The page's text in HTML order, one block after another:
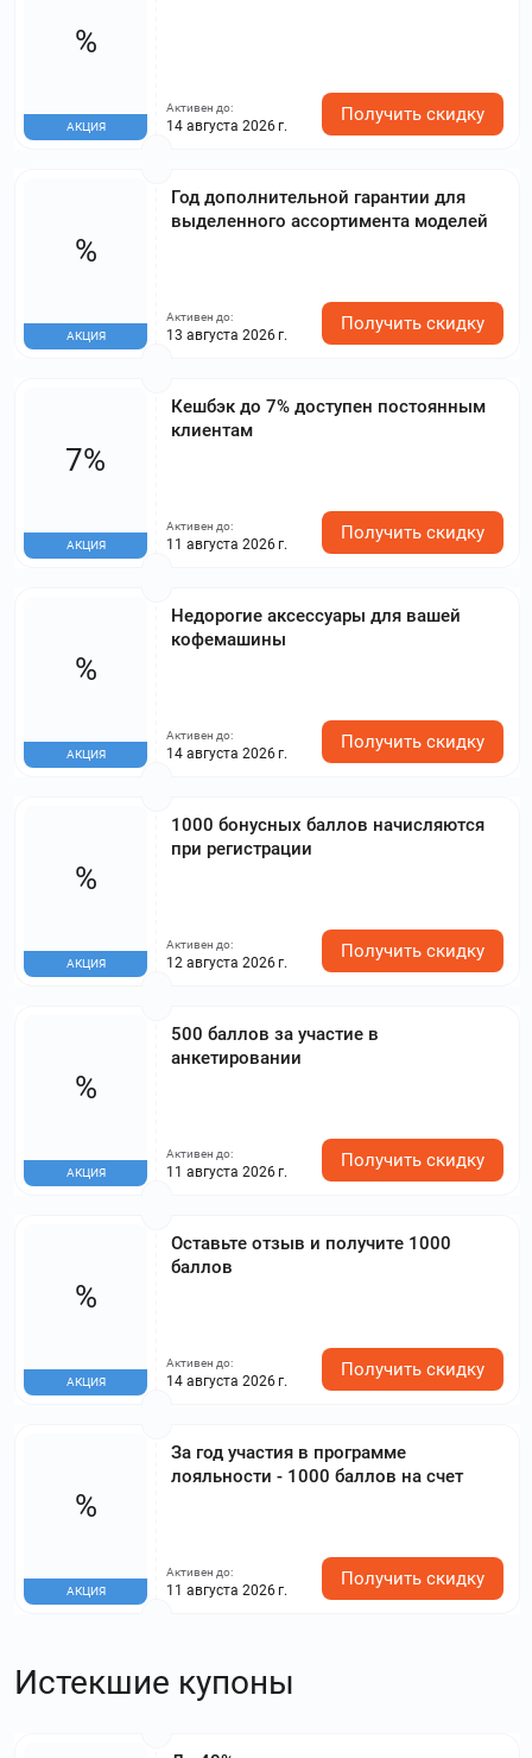
%
АКЦИЯ
Активен до:
14 августа 2026 г.
Получить скидку
Год дополнительной гарантии для
выделенного ассортимента моделей
%
АКЦИЯ
Активен до:
13 августа 2026 г.
Получить скидку
Кешбэк до 7% доступен постоянным
клиентам
7%
АКЦИЯ
Активен до:
11 августа 2026 г.
Получить скидку
Недорогие аксессуары для вашей
кофемашины
%
АКЦИЯ
Активен до:
14 августа 2026 г.
Получить скидку
1000 бонусных баллов начисляются
при регистрации
%
АКЦИЯ
Активен до:
12 августа 2026 г.
Получить скидку
500 баллов за участие в
анкетировании
%
АКЦИЯ
Активен до:
11 августа 2026 г.
Получить скидку
Оставьте отзыв и получите 1000
баллов
%
АКЦИЯ
Активен до:
14 августа 2026 г.
Получить скидку
За год участия в программе
лояльности - 1000 баллов на счет
%
АКЦИЯ
Активен до:
11 августа 2026 г.
Получить скидку
Истекшие купоны